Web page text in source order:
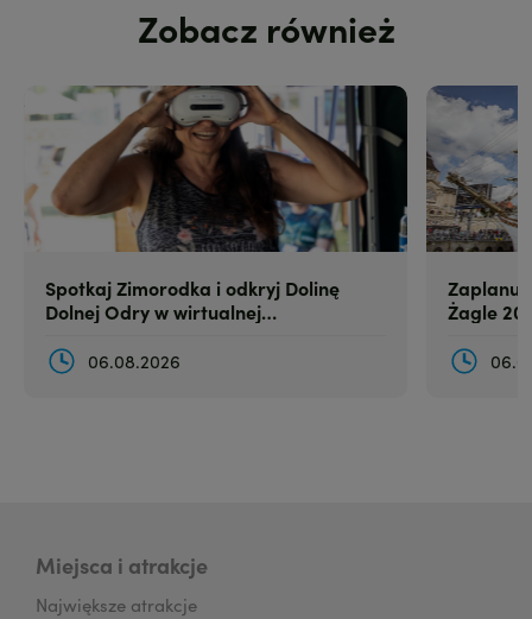
Zobacz również
Zdjęcie
Spotkaj Zimorodka i odkryj Dolinę
Dolnej Odry w wirtualnej
06.08.2026
Zdjęcie
Zaplanuj
Żagle
Miejsca i atrakcje
Największe atrakcje